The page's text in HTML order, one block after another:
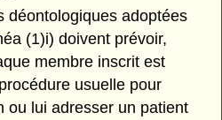
déontologiques adoptées
(1)i) doivent prévoir,
membre inscrit est
usuelle pour
ou lui adresser un patient